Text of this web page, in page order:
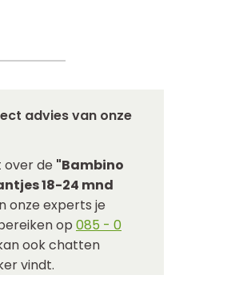
advies van onze
over de "Bambino
18-24 mnd
onze experts je
op 085 - 0
ook chatten
vindt.